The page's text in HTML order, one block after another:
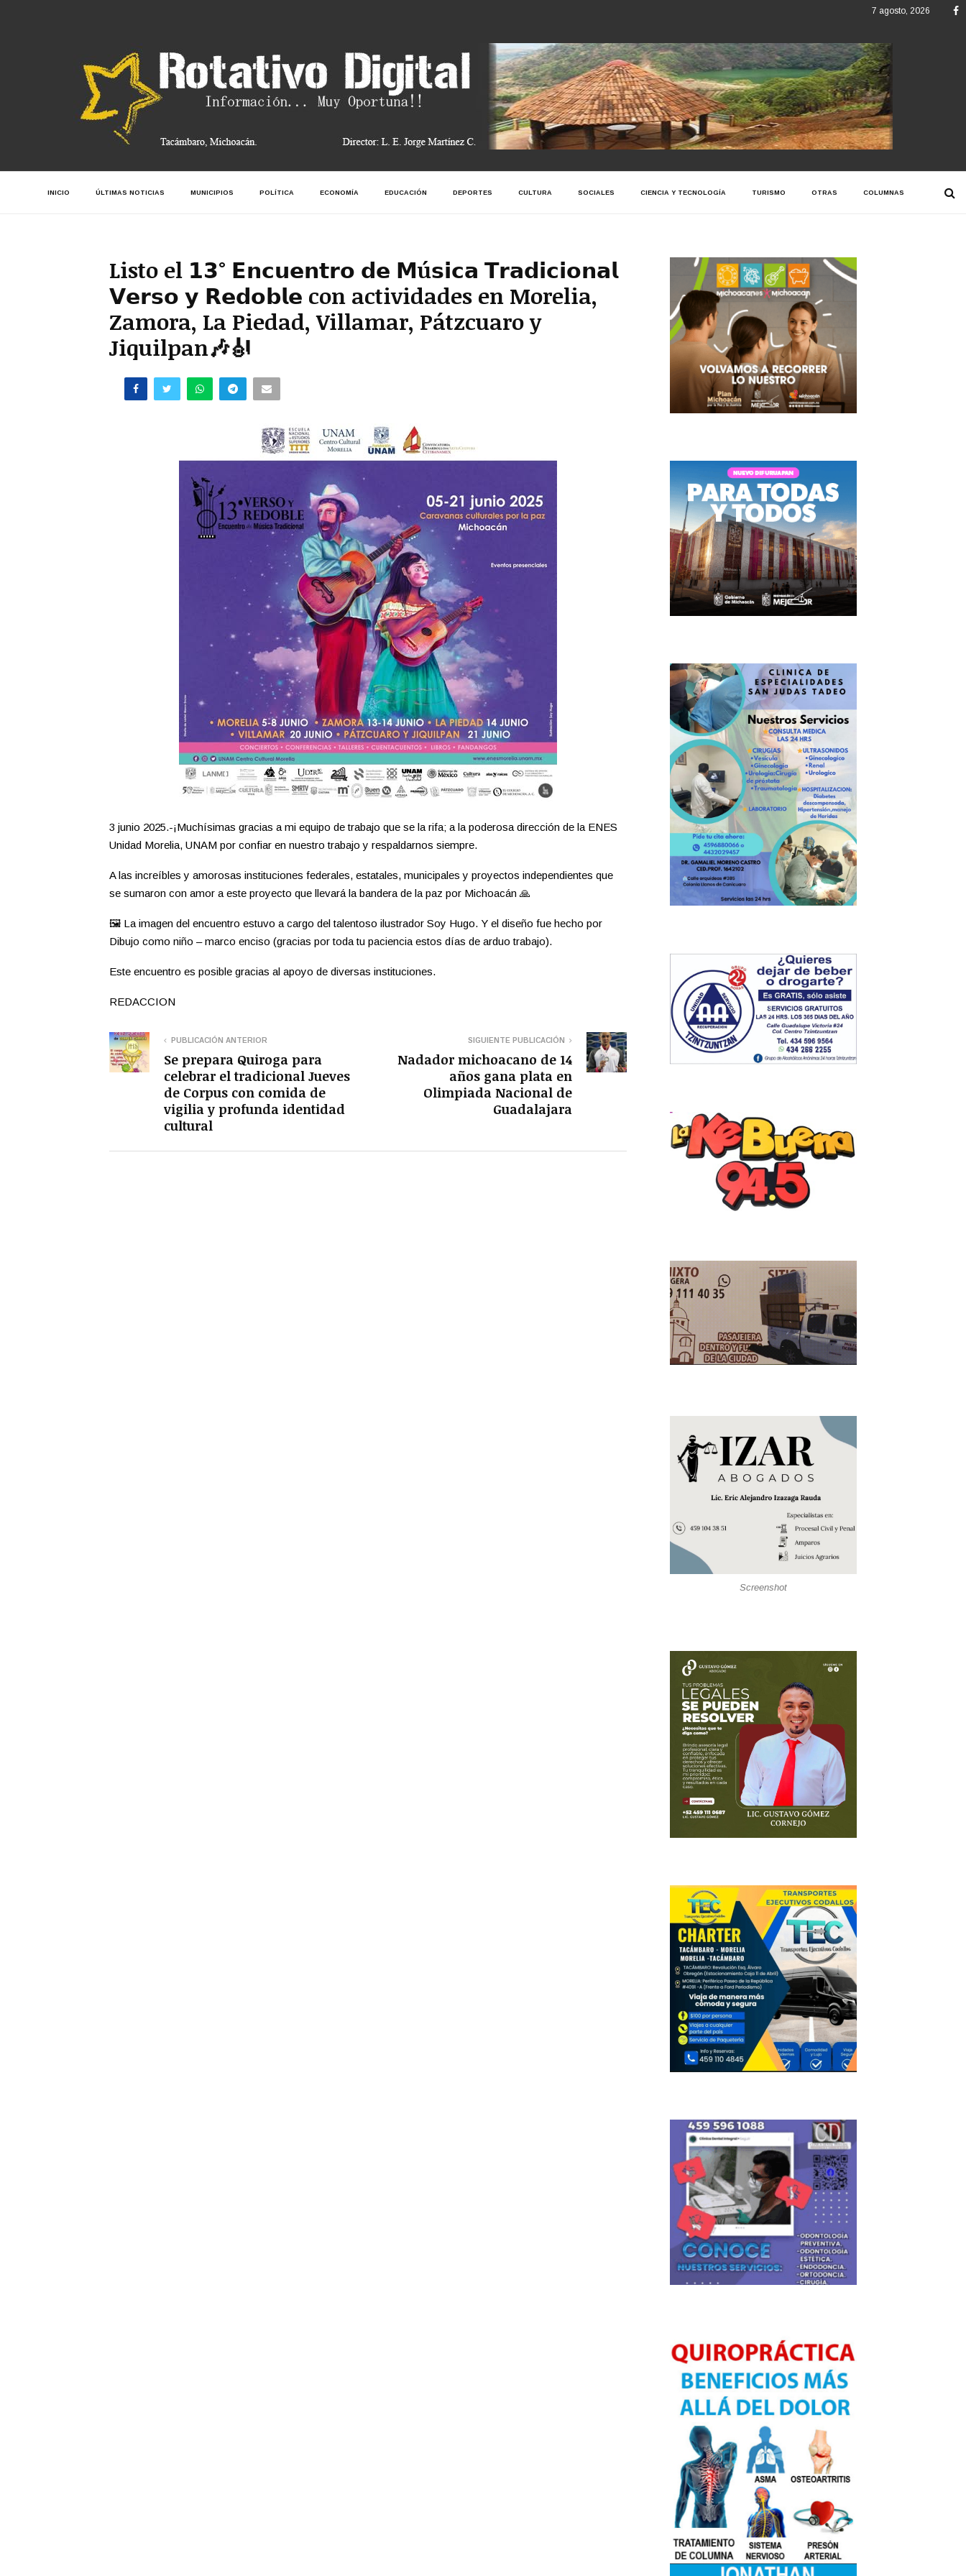
7 agosto, 2026
INICIO ÚLTIMAS NOTICIAS MUNICIPIOS POLÍTICA ECONOMÍA EDUCACIÓN DEPORTES CULTURA SOCIALES CIENCIA Y TECNOLOGÍA TURISMO OTRAS COLUMNAS
Listo el 𝟭𝟯° 𝗘𝗻𝗰𝘂𝗲𝗻𝘁𝗿𝗼 𝗱𝗲 𝗠ú𝘀𝗶𝗰𝗮 𝗧𝗿𝗮𝗱𝗶𝗰𝗶𝗼𝗻𝗮𝗹
𝗩𝗲𝗿𝘀𝗼 𝘆 𝗥𝗲𝗱𝗼𝗯𝗹𝗲 con actividades en Morelia,
Zamora, La Piedad, Villamar, Pátzcuaro y
Jiquilpan🎶🎻
3 junio 2025.-¡Muchísimas gracias a mi equipo de trabajo que se la rifa; a la poderosa dirección de la ENES
Unidad Morelia, UNAM por confiar en nuestro trabajo y respaldarnos siempre.
A las increíbles y amorosas instituciones federales, estatales, municipales y proyectos independientes que
se sumaron con amor a este proyecto que llevará la bandera de la paz por Michoacán 🙏
🖼️ La imagen del encuentro estuvo a cargo del talentoso ilustrador Soy Hugo. Y el diseño fue hecho por
Dibujo como niño – marco enciso (gracias por toda tu paciencia estos días de arduo trabajo).
Este encuentro es posible gracias al apoyo de diversas instituciones.
REDACCION
PUBLICACIÓN ANTERIOR
Se prepara Quiroga para
celebrar el tradicional Jueves
de Corpus con comida de
vigilia y profunda identidad
cultural
SIGUIENTE PUBLICACIÓN
Nadador michoacano de 14
años gana plata en
Olimpiada Nacional de
Guadalajara
Screenshot